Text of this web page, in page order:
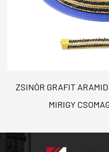
ZSINÓR GRAFIT
MIRIGY